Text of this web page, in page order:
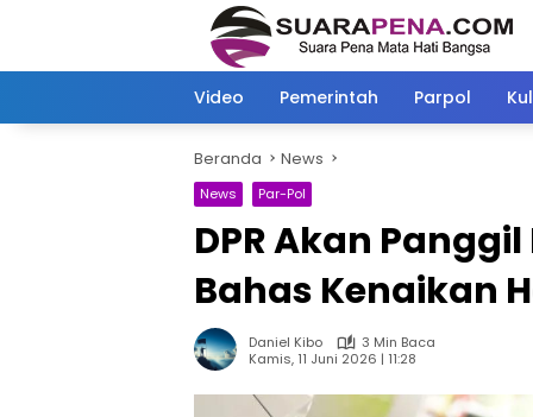
Video Pemerintah Parpol
Beranda News
News Par-Pol
DPR Akan
Bahas Kenaikan
Daniel Kibo
3 Min Baca
Kamis, 11 Juni 2026 | 11:28